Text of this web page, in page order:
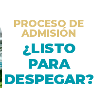
PROCESO DE
ADMISIÓN
¿LISTO
PARA
DESPEGAR?